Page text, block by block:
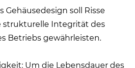
Gehäusedesign soll Risse
strukturelle Integrität des
Betriebs gewährleisten.
Um die Lebensdauer des